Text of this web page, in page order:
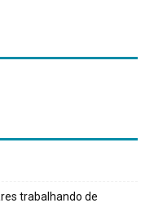
trabalhando de